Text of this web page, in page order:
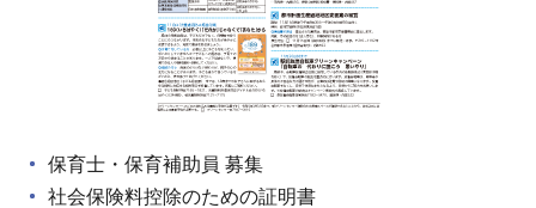
保育士・保育補助員 募集
社会保険料控除のための証明書